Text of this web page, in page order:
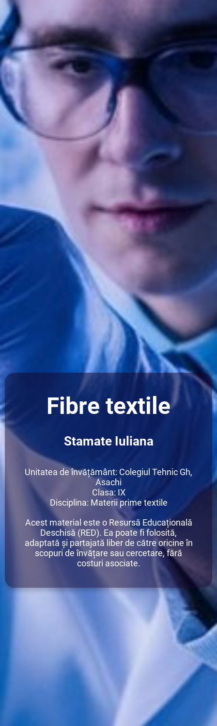
Fibre textile
Stamate Iuliana
Unitatea de învățământ: Colegiul Tehnic Gh,
Asachi
Clasa: IX
Disciplina: Materii prime textile
Acest material este o Resursă Educațională
Deschisă (RED). Ea poate fi folosită,
adaptată și partajată liber de către oricineîn
scopuri de învățare sau cercetare, fără
costuri asociate.